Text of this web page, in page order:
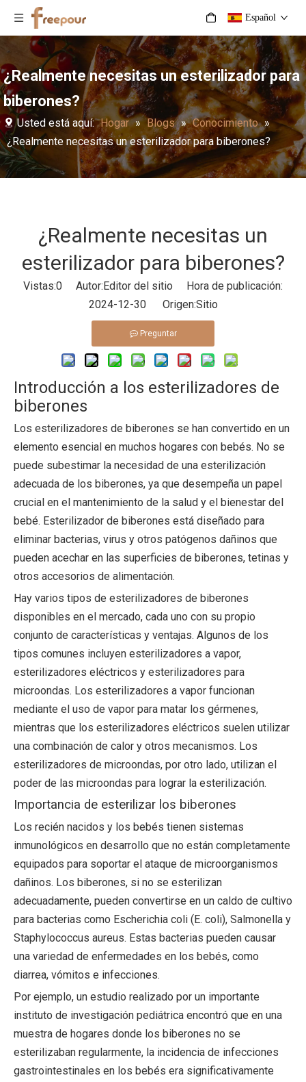
Español
¿Realmente necesitas un esterilizador para
biberones?
Usted está aquí: Hogar » Blogs » Conocimiento »
¿Realmente necesitas un esterilizador para biberones?
¿Realmente necesitas un
esterilizador para biberones?
Vistas:0 Autor:Editor del sitio Hora de publicación:
2024-12-30 Origen:Sitio
Preguntar
Introducción a los esterilizadores de
biberones
Los esterilizadores de biberones se han convertido en un
elemento esencial en muchos hogares con bebés. No se
puede subestimar la necesidad de una esterilización
adecuada de los biberones, ya que desempeña un papel
crucial en el mantenimiento de la salud y el bienestar del
bebé. Esterilizador de biberones está diseñado para
eliminar bacterias, virus y otros patógenos dañinos que
pueden acechar en las superficies de biberones, tetinas y
otros accesorios de alimentación.
Hay varios tipos de esterilizadores de biberones
disponibles en el mercado, cada uno con su propio
conjunto de características y ventajas. Algunos de los
tipos comunes incluyen esterilizadores a vapor,
esterilizadores eléctricos y esterilizadores para
microondas. Los esterilizadores a vapor funcionan
mediante el uso de vapor para matar los gérmenes,
mientras que los esterilizadores eléctricos suelen utilizar
una combinación de calor y otros mecanismos. Los
esterilizadores de microondas, por otro lado, utilizan el
poder de las microondas para lograr la esterilización.
Importancia de esterilizar los biberones
Los recién nacidos y los bebés tienen sistemas
inmunológicos en desarrollo que no están completamente
equipados para soportar el ataque de microorganismos
dañinos. Los biberones, si no se esterilizan
adecuadamente, pueden convertirse en un caldo de cultivo
para bacterias como Escherichia coli (E. coli), Salmonella y
Staphylococcus aureus. Estas bacterias pueden causar
una variedad de enfermedades en los bebés, como
diarrea, vómitos e infecciones.
Por ejemplo, un estudio realizado por un importante
instituto de investigación pediátrica encontró que en una
muestra de hogares donde los biberones no se
esterilizaban regularmente, la incidencia de infecciones
gastrointestinales en los bebés era significativamente